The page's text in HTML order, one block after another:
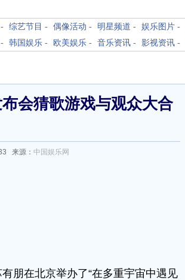
- 综艺节目 - 偶像活动 - 明星频道 - 娱乐图片 -
- 韩国娱乐 - 欧美娱乐 - 音乐资讯 - 影视资讯 -
会猜歌游戏与观众大合
来源： 中国娱乐网
朋在北京举办了“在多重宇宙中遇见